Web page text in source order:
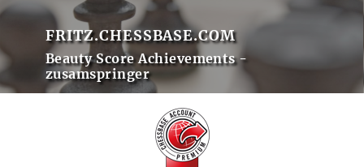
FRITZ.CHESSBASE.COM
Beauty Score Achievements -
zusamspringer